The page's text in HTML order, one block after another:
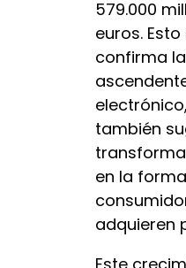
579.000
euros.
confirma
también
en la
adquieren